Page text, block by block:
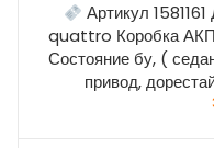
Артикул
quattro Коробка
Состояние бу, (
привод,